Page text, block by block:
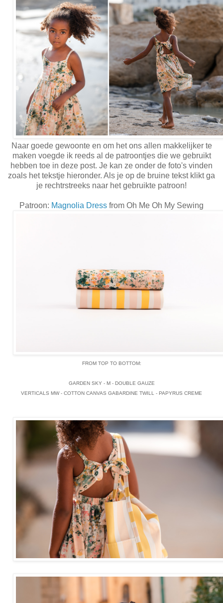
Naar goede gewoonte en om het ons allen makkelijker te
maken voegde ik reeds al de patroontjes die we gebruikt
hebben toe in deze post. Je kan ze onder de foto's vinden
zoals het tekstje hieronder. Als je op de bruine tekst klikt ga
je rechtrstreeks naar het gebruikte patroon!
Patroon: Magnolia Dress from Oh Me Oh My Sewing
FROM TOP TO BOTTOM:
GARDEN SKY - M - DOUBLE GAUZE
VERTICALS MW - COTTON CANVAS GABARDINE TWILL - PAPYRUS CREME